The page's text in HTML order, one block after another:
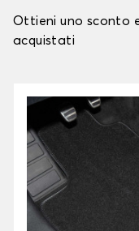
Ottieni uno sconto
acquistati